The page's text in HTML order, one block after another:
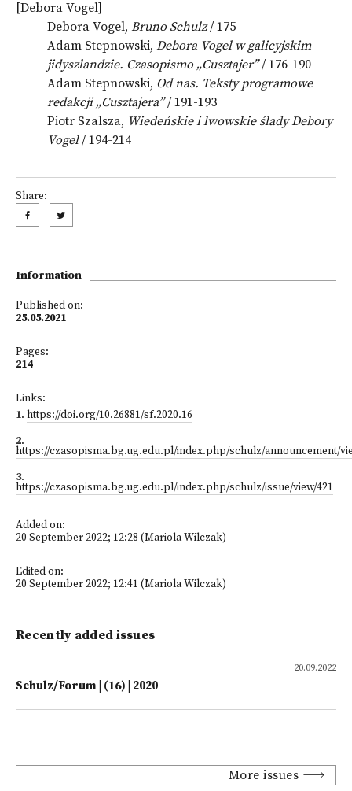
[Debora Vogel]
Debora Vogel, Bruno Schulz / 175
Adam Stepnowski, Debora Vogel w galicyjskim
jidyszlandzie. Czasopismo „Cusztajer”/ 176-190
Adam Stepnowski, Od nas. Teksty programowe
redakcji „Cusztajera”/ 191-193
Piotr Szalsza, Wiedeńskie i lwowskie ślady Debory
Vogel/ 194-214
Share:
Information
Published on:
25.05.2021
Pages:
214
Links:
1. https://doi.org/10.26881/sf.2020.16
2.
https://czasopisma.bg.ug.edu.pl/index.php/schulz/announcement/
3.
https://czasopisma.bg.ug.edu.pl/index.php/schulz/issue/view/421
Added on:
20 September 2022; 12:28 (Mariola Wilczak)
Edited on:
20 September 2022; 12:41 (Mariola Wilczak)
Recently added issues
20.09.2022
Schulz/Forum | (16) | 2020
More issues